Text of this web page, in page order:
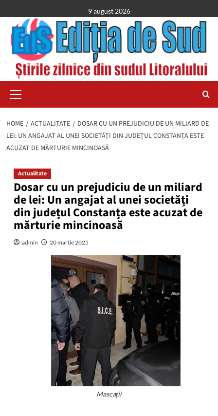
to
content
9 august 2026
Menu
HOME ACTUALITATE
DOSAR CU UN PREJUDICIU DE UN MILIARD DE
LEI: UN ANGAJAT AL UNEI SOCIETĂȚI DIN JUDEȚUL CONSTANȚA ESTE
ACUZAT DE MĂRTURIE MINCINOASĂ
Actualitate
Dosar cu un prejudiciu de un miliard
de lei: Un angajat al unei societăți
din județul Constanța este acuzat de
mărturie mincinoasă
admin 20 martie 2025
Mascații